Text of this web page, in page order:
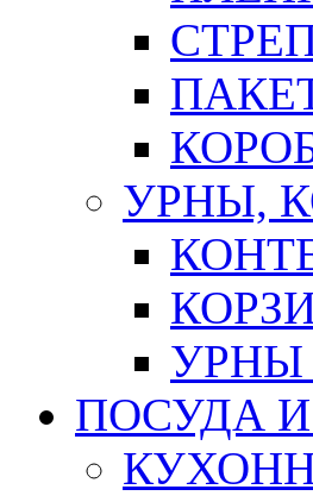
УРНЫ,
УРНЫ
ПОСУДА